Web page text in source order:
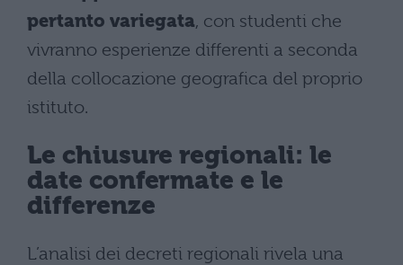
pertanto variegata, con studenti che
vivranno esperienze differenti a seconda
della collocazione geografica del proprio
istituto.
Le chiusure regionali: le
date confermate e le
differenze
L’analisi dei decreti regionali rivela una